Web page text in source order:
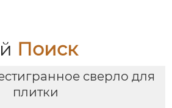
Поиск
сверло для
плитки